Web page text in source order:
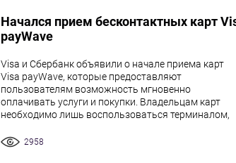
Начался прием бесконтактных карт
payWave
Visa и Сбербанк объявили о начале приема карт
Visa payWave, которые предоставляют
пользователям возможность мгновенно
оплачивать услуги и покупки. Владельцам карт
необходимо лишь воспользоваться терминалом,
2958